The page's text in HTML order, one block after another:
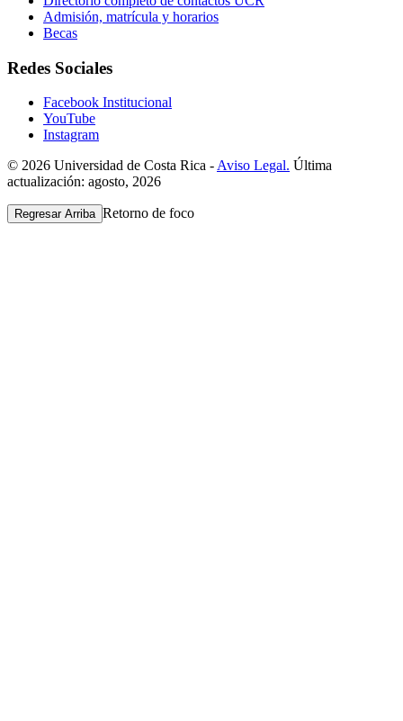
Admisión, matrícula y horarios
Becas
Redes Sociales
Facebook Institucional
YouTube
Instagram
© 2026 Universidad de Costa Rica - Aviso Legal. Última
actualización: agosto, 2026
Regresar Arriba Retorno de foco